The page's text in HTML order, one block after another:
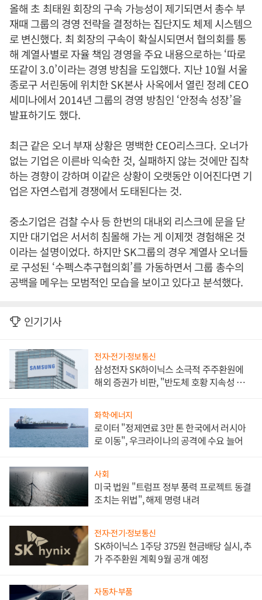
올해 초 최태원 회장의 구속 가능성이 제기되면서 총수 부
재때 그룹의 경영 전략을 결정하는 집단지도 체제 시스템으
로 변신했다. 최 회장의 구속이 확실시되면서 협의회를 통
해 계열사별로 자율 책임 경영을 주요 내용으로하는‘따로
또같이3.0’이라는 경영 방침을 도입했다. 지난10월 서울
종로구 서린동에 위치한SK본사 사옥에서 열린 정례 CEO
세미나에서 2014년 그룹의 경영 방침인 ‘안정속 성장’을
발표하기도 했다.
최근 같은 오너 부재 상황은 명백한CEO리스크다. 오너가
없는 기업은 이른바 익숙한 것, 실패하지 않는 것에만 집착
하는 경향이 강하며 이같은 상황이 오랫동안 이어진다면 기
업은 자연스럽게 경쟁에서 도태된다는 것.
중소기업은 검찰 수사 등 한번의 대내외 리스크에 문을 닫
지만 대기업은 서서히 침몰해 가는 게 이제껏 경험해온 것
이라는 설명이었다. 하지만SK그룹의 경우 계열사 오너들
로 구성된 ‘수펙스추구협의회’를 가동하면서 그룹 총수의
공백을 메우는 모범적인 모습을 보이고 있다고 분석했다.
인기기사
전자·전기·정보통신
삼성전자 SK하이닉스 소극적 주주환원에
해외 증권가 비판, "반도체 호황 지속성 의
화학·에너지
로이터 "정제연료 3만 톤 한국에서 러시아
로 이동", 우크라이나의 공격에 수요 늘어
사회
미국 법원 "트럼프 정부 풍력 프로젝트 동결
조치는 위법", 해제 명령 내려
전자·전기·정보통신
SK하이닉스 1주당 375원 현금배당 실시, 추
가 주주환원 계획 9월 공개 예정
자동차·부품